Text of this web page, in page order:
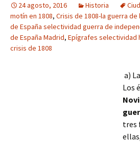
24 agosto, 2016 Historia
motín en 1808, Crisis de 1808-la guerra de
de España selectividad guerra de
de España Madrid, Epígrafes selectividad
crisis de 1808
a) La
Los
tres